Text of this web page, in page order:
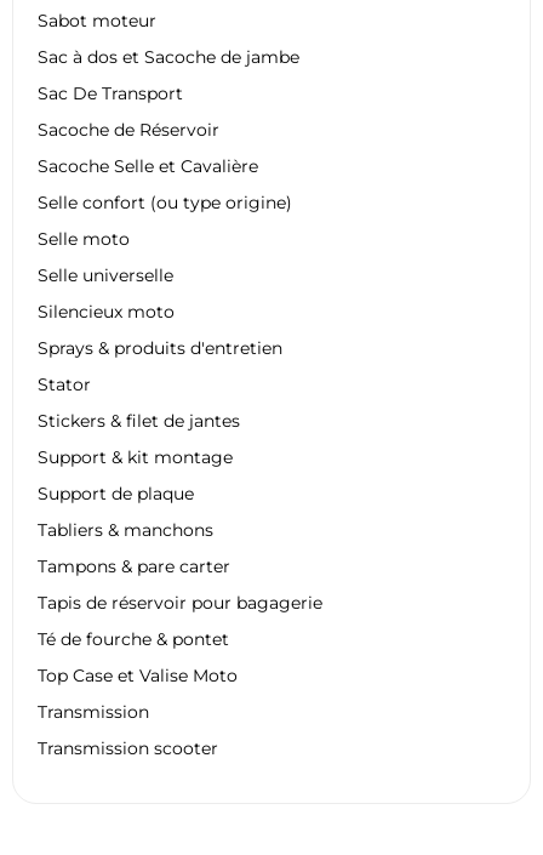
Sabot moteur
Sac à dos et Sacoche de jambe
Sac De Transport
Sacoche de Réservoir
Sacoche Selle et Cavalière
Selle confort (ou type origine)
Selle moto
Selle universelle
Silencieux moto
Sprays & produits d'entretien
Stator
Stickers & filet de jantes
Support & kit montage
Support de plaque
Tabliers & manchons
Tampons & pare carter
Tapis de réservoir pour bagagerie
Té de fourche & pontet
Top Case et Valise Moto
Transmission
Transmission scooter